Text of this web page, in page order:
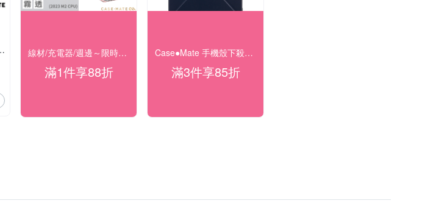
線材/充電器/週邊～限時88折優惠
滿1件享88折
Case●Mate 手機殼下殺88折起
滿3件享85折